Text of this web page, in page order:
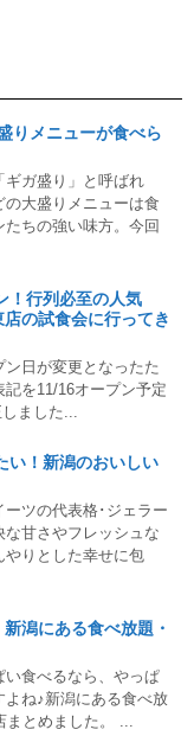
りメニューが食べら
ギガ盛り」と呼ばれ
大盛りメニューは食
ちの強い味方。今回
！行列必至の人気
の試食会に行ってき
日が変更となったた
を11/16オープン予定
ました...
い！新潟のおいしい
ツの代表格･ジェラー
な甘さやフレッシュな
やりとした幸せに包
潟にある食べ放題・
食べるなら、やっぱ
よね♪新潟にある食べ放
まとめました。 ...